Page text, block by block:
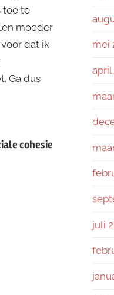
toe te
moeder
dat ik
Ga dus
cohesie
mei
april
juli